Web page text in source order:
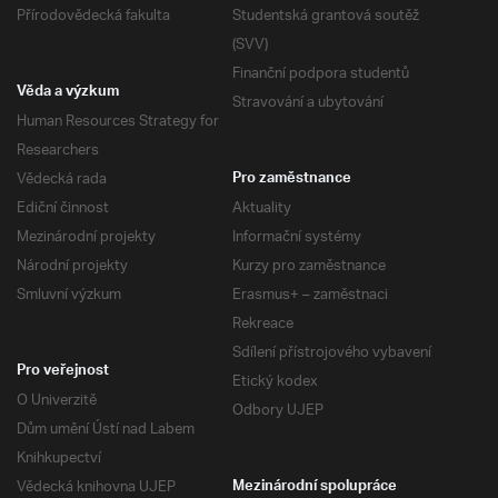
Přírodovědecká fakulta
Studentská grantová soutěž
(SVV)
Finanční podpora studentů
Stravování a ubytování
Věda a výzkum
Human Resources Strategy for
Researchers
Vědecká rada
Ediční činnost
Mezinárodní projekty
Národní projekty
Smluvní výzkum
Pro zaměstnance
Aktuality
Informační systémy
Kurzy pro zaměstnance
Erasmus+ – zaměstnaci
Rekreace
Sdílení přístrojového vybavení
Etický kodex
Odbory UJEP
Pro veřejnost
O Univerzitě
Dům umění Ústí nad Labem
Knihkupectví
Vědecká knihovna UJEP
Mezinárodní spolupráce